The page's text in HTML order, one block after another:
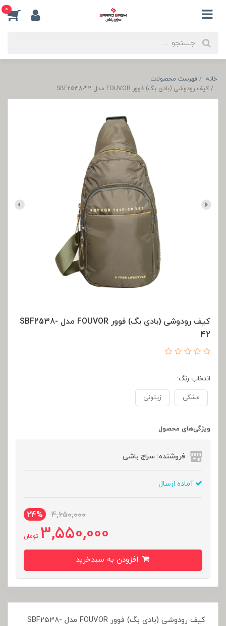
0
خانه
فهرست محصولات
کیف رودوشی (بادی بگ) فوور FOUVOR مدل SBF2538-42
کیف رودوشی (بادی بگ) فوور FOUVOR مدل SBF2538-
42
انتخاب رنگ:
مشکی زیتونی
ویژگی‌های محصول
فروشنده: سراج باشی
آماده ارسال
4,650,000
24%
3,550,000 تومان
کیف رودوشی (بادی بگ) فوور FOUVOR مدل SBF2538-